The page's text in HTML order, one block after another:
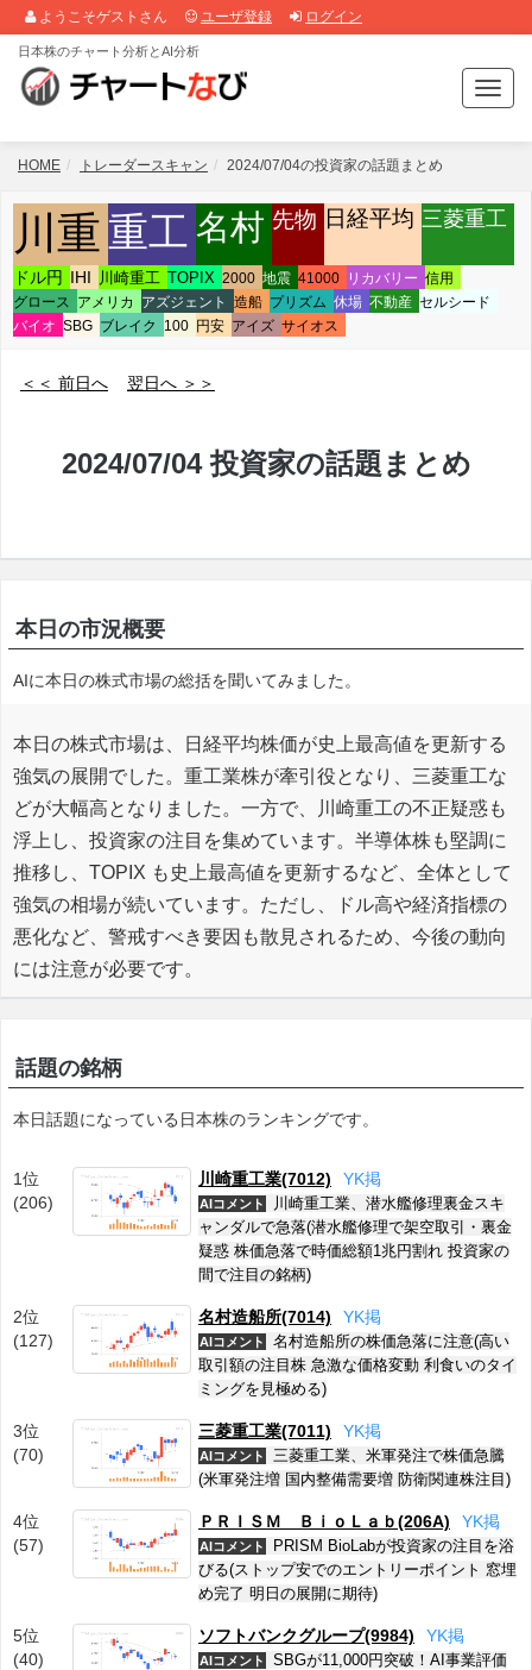
ようこそゲストさん ユーザ登録 ログイン
T
o
g
e
n
i
日本株のチャート分析とAI分析
HOME トレーダースキャン 2024/07/04の投資家の話題まとめ
川重重工 名村 先物 日経平均 三菱重工
ドル円 IHI 川崎重工 TOPIX 2000 地震 41000 リカバリー 信用
グロース アメリカ アズジェント 造船 プリズム 休場 不動産 セルシード
バイオ SBG ブレイク 100 円安 アイズ サイオス
＜＜ 前日へ 翌日へ ＞＞
2024/07/04 投資家の話題まとめ
本日の市況概要
AIに本日の株式市場の総括を聞いてみました。
本日の株式市場は、日経平均株価が史上最高値を更新する
強気の展開でした。重工業株が牽引役となり、三菱重工な
どが大幅高となりました。一方で、川崎重工の不正疑惑も
浮上し、投資家の注目を集めています。半導体株も堅調に
推移し、TOPIX も史上最高値を更新するなど、全体として
強気の相場が続いています。ただし、ドル高や経済指標の
悪化など、警戒すべき要因も散見されるため、今後の動向
には注意が必要です。
話題の銘柄
本日話題になっている日本株のランキングです。
1位
(206)
川崎重工業(7012) YK掲
AIコメント
川崎重工業、潜水艦修理裏金スキ
ャンダルで急落(潜水艦修理で架空取引・裏金
疑惑 株価急落で時価総額1兆円割れ 投資家の
間で注目の銘柄)
2位
(127)
名村造船所(7014) YK掲
AIコメント
名村造船所の株価急落に注意(高い
取引額の注目株 急激な価格変動 利食いのタイ
ミングを見極める)
3位
(70)
三菱重工業(7011) YK掲
AIコメント
三菱重工業、米軍発注で株価急騰
(米軍発注増 国内整備需要増 防衛関連株注目)
4位
(57)
ＰＲＩＳＭ ＢｉｏＬａｂ(206A) YK掲
AIコメント
PRISM BioLabが投資家の注目を浴
びる(ストップ安でのエントリーポイント 窓埋
め完了 明日の展開に期待)
5位
(40)
ソフトバンクグループ(9984) YK掲
AIコメント
SBGが11,000円突破！AI事業評価